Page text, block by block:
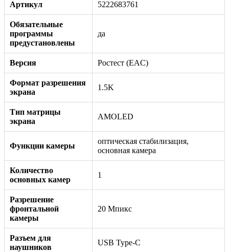
Артикул 5222683761
Обязательные
программы
предустановлены
да
Версия Ростест (EAC)
Формат разрешения
экрана
1.5K
Тип матрицы
экрана
AMOLED
Функции камеры
оптическая стабилизация,
основная камера
Количество
основных камер
1
Разрешение
фронтальной
камеры
20 Мпикс
Разъем для
наушников
USB Type-C